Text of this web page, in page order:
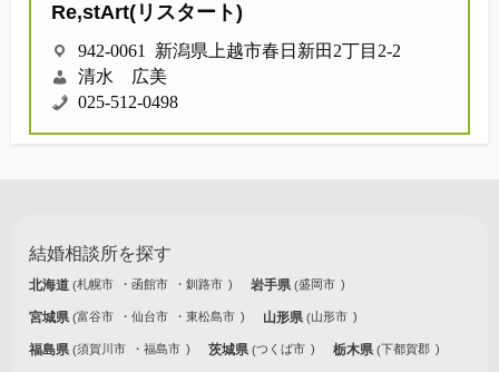
Re,stArt(リスタート)
942-0061 新潟県上越市春日新田2丁目2-2
清水 広美
025-512-0498
結婚相談所を探す
北海道 札幌市 函館市 釧路市 岩手県 盛岡市
宮城県 富谷市 仙台市 東松島市 山形県 山形市
福島県 須賀川市 福島市 茨城県 つくば市 栃木県 下都賀郡